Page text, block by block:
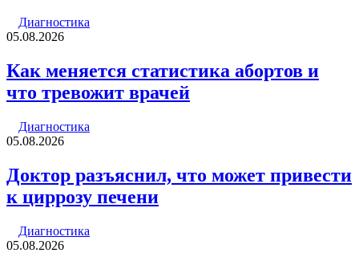
Диагностика
05.08.2026
Как меняется статистика абортов и
что тревожит врачей
Диагностика
05.08.2026
Доктор разъяснил, что может привести
к циррозу печени
Диагностика
05.08.2026